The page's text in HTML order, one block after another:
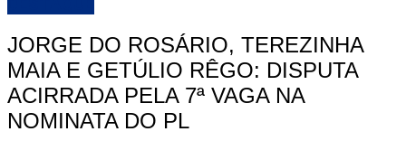
JORGE DO ROSÁRIO, TEREZINHA
MAIA E GETÚLIO RÊGO: DISPUTA
ACIRRADA PELA 7ª VAGA NA
NOMINATA DO PL